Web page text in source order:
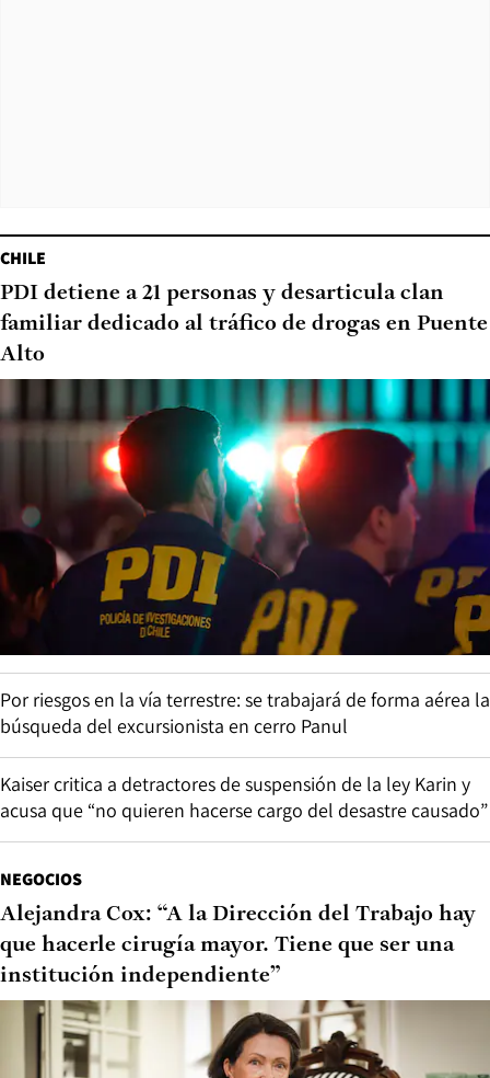
CHILE
PDI detiene a 21 personas y desarticula clan
familiar dedicado al tráfico de drogas en Puente
Alto
Por riesgos en la vía terrestre: se trabajará de forma aérea la
búsqueda del excursionista en cerro Panul
Kaiser critica a detractores de suspensión de la ley Karin y
acusa que “no quieren hacerse cargo del desastre causado”
NEGOCIOS
Alejandra Cox: “A la Dirección del Trabajo hay
que hacerle cirugía mayor. Tiene que ser una
institución independiente”